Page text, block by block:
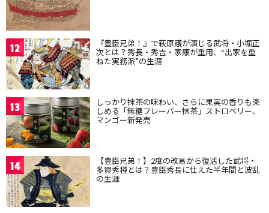
12 『豊臣兄弟！』で萩原護が演じる武将・小堀正
次とは？秀長・秀吉・家康が重用、“出家を重
ねた実務派”の生涯
13 しっかり抹茶の味わい、さらに果実の香りも楽
しめる「無糖フレーバー抹茶」ストロベリー、
マンゴー新発売
14 【豊臣兄弟！】2度の改易から復活した武将・
多賀秀種とは？豊臣秀長に仕えた半年間と波乱
の生涯